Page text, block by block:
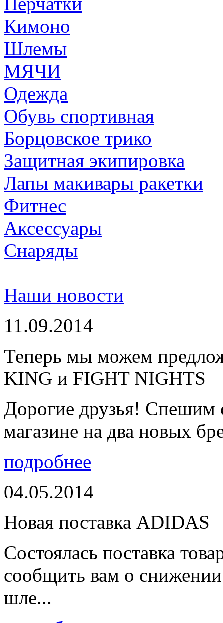
Кимоно
Шлемы
МЯЧИ
Одежда
Обувь спортивная
Борцовское трико
Защитная экипировка
Лапы макивары ракетки
Фитнес
Аксессуары
Снаряды
Наши новости
11.09.2014
Теперь мы можем
KING и FIGHT NIGHTS
Дорогие друзья! Спешим
магазине на два новых
подробнее
04.05.2014
Новая поставка ADIDAS
Состоялась поставка
сообщить вам о
шле...